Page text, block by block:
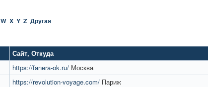
W X Y Z Другая
Сайт, Откуда
https://fanera-ok.ru/ Москва
https://revolution-voyage.com/ Париж